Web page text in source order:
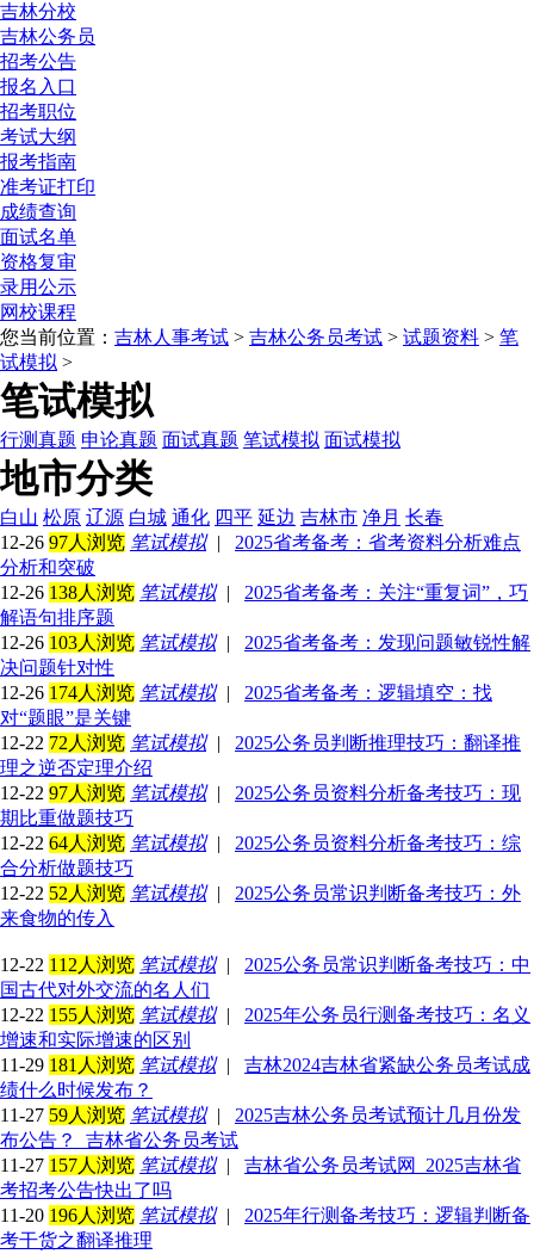
吉林分校
吉林公务员
招考公告
报名入口
招考职位
考试大纲
报考指南
准考证打印
成绩查询
面试名单
资格复审
录用公示
网校课程
您当前位置： 吉林人事考试 > 吉林公务员考试 > 试题资料 > 笔
试模拟 >
笔试模拟
行测真题 申论真题 面试真题 笔试模拟 面试模拟
地市分类
白山 松原 辽源 白城 通化 四平 延边 吉林市 净月 长春
12-26 97人浏览 笔试模拟|
2025省考备考：省考资料分析难点
分析和突破
12-26 138人浏览 笔试模拟|
2025省考备考：关注“重复词”，巧
解语句排序题
12-26 103人浏览 笔试模拟|
2025省考备考：发现问题敏锐性解
决问题针对性
12-26 174人浏览 笔试模拟|
2025省考备考：逻辑填空：找
对“题眼”是关键
12-22 72人浏览 笔试模拟|
2025公务员判断推理技巧：翻译推
理之逆否定理介绍
12-22 97人浏览 笔试模拟|
2025公务员资料分析备考技巧：现
期比重做题技巧
12-22 64人浏览 笔试模拟|
2025公务员资料分析备考技巧：综
合分析做题技巧
12-22 52人浏览 笔试模拟|
2025公务员常识判断备考技巧：外
来食物的传入
12-22 112人浏览 笔试模拟|
2025公务员常识判断备考技巧：中
国古代对外交流的名人们
12-22 155人浏览 笔试模拟|
2025年公务员行测备考技巧：名义
增速和实际增速的区别
11-29 181人浏览 笔试模拟|
吉林2024吉林省紧缺公务员考试成
绩什么时候发布？
11-27 59人浏览 笔试模拟|
2025吉林公务员考试预计几月份发
布公告？_吉林省公务员考试
11-27 157人浏览 笔试模拟|
吉林省公务员考试网_2025吉林省
考招考公告快出了吗
11-20 196人浏览 笔试模拟|
2025年行测备考技巧：逻辑判断备
考干货之翻译推理